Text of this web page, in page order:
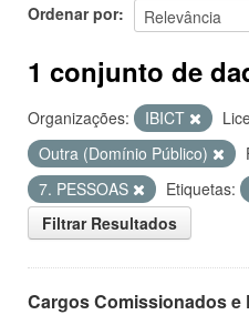
Ordenar por
1 conjunto de
Organizações: IBICT
Outra (Domínio Público)
7. PESSOAS
Etiquetas:
Filtrar Resultados
Cargos Comissionados